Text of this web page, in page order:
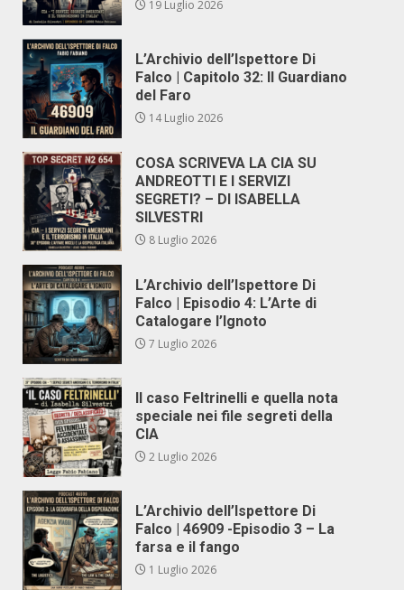
19 Luglio 2026
L’Archivio dell’Ispettore Di
Falco | Capitolo 32: Il Guardiano
del Faro
14 Luglio 2026
COSA SCRIVEVA LA CIA SU
ANDREOTTI E I SERVIZI
SEGRETI? – DI ISABELLA
SILVESTRI
8 Luglio 2026
L’Archivio dell’Ispettore Di
Falco | Episodio 4: L’Arte di
Catalogare l’Ignoto
7 Luglio 2026
Il caso Feltrinelli e quella nota
speciale nei file segreti della
CIA
2 Luglio 2026
L’Archivio dell’Ispettore Di
Falco | 46909 -Episodio 3 – La
farsa e il fango
1 Luglio 2026